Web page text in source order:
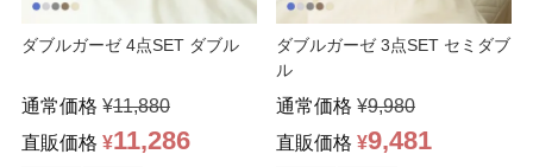
ダブルガーゼ 4点SET ダブル
通常価格 ¥11,880
直販価格 ¥11,286
ダブルガーゼ 3点SET セミダブ
ル
通常価格 ¥9,980
直販価格 ¥9,481